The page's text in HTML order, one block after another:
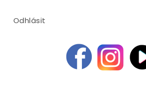
Odhlásit